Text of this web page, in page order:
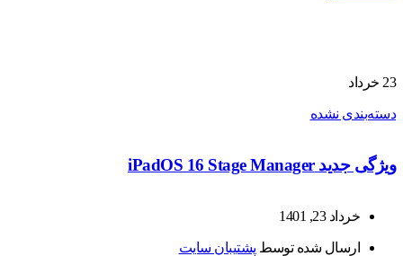
23 خرداد
دسته‌بندی نشده
ویژگی‌ جدید iPadOS 16 Stage Manager
خرداد 23, 1401
ارسال شده توسط پشتیبان سایت